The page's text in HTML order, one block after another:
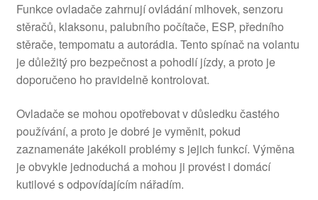
Funkce ovladače zahrnují ovládání mlhovek, senzoru
stěračů, klaksonu, palubního počítače, ESP, předního
stěrače, tempomatu a autorádia. Tento spínač na volantu
je důležitý pro bezpečnost a pohodlí jízdy, a proto je
doporučeno ho pravidelně kontrolovat.
Ovladače se mohou opotřebovat v důsledku častého
používání, a proto je dobré je vyměnit, pokud
zaznamenáte jakékoli problémy s jejich funkcí. Výměna
je obvykle jednoduchá a mohou ji provést i domácí
kutilové s odpovídajícím nářadím.